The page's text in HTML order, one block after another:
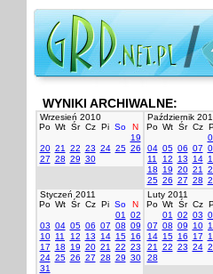
WYNIKI ARCHIWALNE:
Wrzesień 2010
Po Wt Śr Cz Pi So
N
19
20 21 22 23 24 25 26
27 28 29 30
Październik
Po Wt Śr Cz
04 05 06 07
11
12 13 14
18
19 20 21
25 26 27 28
Styczeń 2011
Po Wt Śr Cz Pi So
N
01
02
03 04 05 06 07 08 09
10 11 12 13 14 15 16
17
18 19 20 21 22 23
24 25 26 27 28 29 30
31
Luty 2011
Po Wt Śr Cz
01
02 03
07 08 09 10
14 15 16 17
21
22 23 24
28